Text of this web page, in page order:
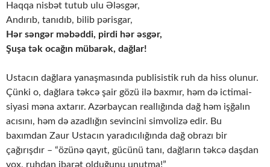
Haqqa nisbət tutub ulu Ələsgər,
Andırıb, tanıdıb, bilib pərisgar,
Hər səngər məbəddi, pirdi hər əsgər,
Şuşa tək ocağın mübarək, dağlar!
Ustacın dağlara yanaşmasında publisistik ruh da hiss olunur.
Çünki o, dağlara təkcə şair gözü ilə baxmır, həm də ictimai-
siyasi məna axtarır. Azərbaycan reallığında dağ həm işğalın
acısını, həm də azadlığın sevincini simvolizə edir. Bu
baxımdan Zaur Ustacın yaradıcılığında dağ obrazı bir
çağırışdır – “özünə qayıt, gücünü tanı, dağların təkcə daşdan
yox, ruhdan ibarət olduğunu unutma!”